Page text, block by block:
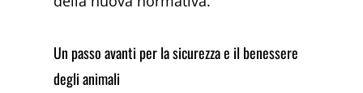
Un passo avanti per la sicurezza e il benessere
degli animali